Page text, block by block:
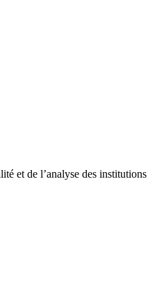
et de l’analyse des